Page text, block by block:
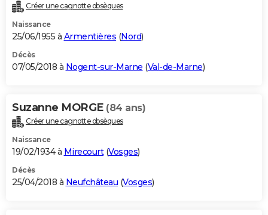
Créer une cagnotte obsèques
Naissance
25/06/1955 à Armentières (Nord)
Décès
07/05/2018 à Nogent-sur-Marne (Val-de-Marne)
Suzanne MORGE (84 ans)
Créer une cagnotte obsèques
Naissance
19/02/1934 à Mirecourt(Vosges)
Décès
25/04/2018 à Neufchâteau (Vosges)